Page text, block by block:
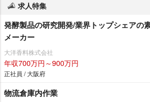
求人特集
発酵製品の研究開発/業界トップシェアの
メーカー
大洋香料株式会社
年収700万円～900万円
正社員 / 大阪府
物流倉庫内作業